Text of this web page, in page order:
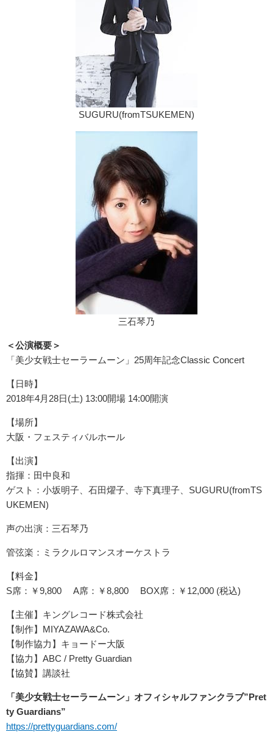
SUGURU(fromTSUKEMEN)
三石琴乃
＜公演概要＞
「美少女戦士セーラームーン」25周年記念Classic Concert
【日時】
2018年4月28日(土) 13:00開場 14:00開演
【場所】
大阪・フェスティバルホール
【出演】
指揮：田中良和
ゲスト：小坂明子、石田燿子、寺下真理子、SUGURU(fromTS
UKEMEN)
声の出演：三石琴乃
管弦楽：ミラクルロマンスオーケストラ
【料金】
S席：￥9,800 A席：￥8,800 BOX席：￥12,000 (税込)
【主催】キングレコード株式会社
【制作】MIYAZAWA&Co.
【制作協力】キョードー大阪
【協力】ABC / Pretty Guardian
【協賛】講談社
「美少女戦士セーラームーン」オフィシャルファンクラブ”Pret
ty Guardians”
https://prettyguardians.com/